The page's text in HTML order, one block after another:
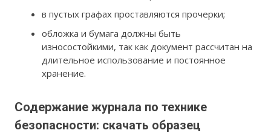
в пустых графах проставляются прочерки;
обложка и бумага должны быть
износостойкими, так как документ рассчитан на
длительное использование и постоянное
хранение.
Содержание журнала по технике
безопасности: скачать образец